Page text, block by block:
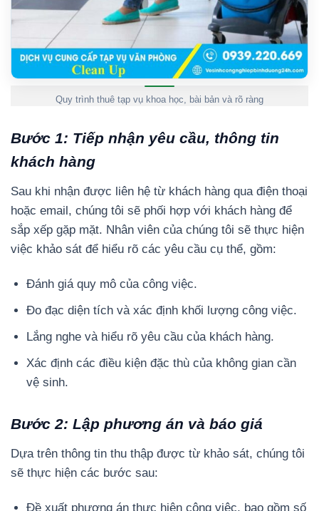
Quy trình thuê tạp vụ khoa học, bài bản và rõ ràng
Bước 1: Tiếp nhận yêu cầu, thông tin
khách hàng
Sau khi nhận được liên hệ từ khách hàng qua điện thoại
hoặc email, chúng tôi sẽ phối hợp với khách hàng để
sắp xếp gặp mặt. Nhân viên của chúng tôi sẽ thực hiện
việc khảo sát để hiểu rõ các yêu cầu cụ thể, gồm:
Đánh giá quy mô của công việc.
Đo đạc diện tích và xác định khối lượng công việc.
Lắng nghe và hiểu rõ yêu cầu của khách hàng.
Xác định các điều kiện đặc thù của không gian cần
vệ sinh.
Bước 2: Lập phương án và báo giá
Dựa trên thông tin thu thập được từ khảo sát, chúng tôi
sẽ thực hiện các bước sau:
Đề xuất phương án thực hiện công việc, bao gồm số